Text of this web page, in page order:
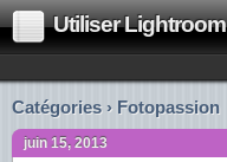
Utiliser Lightroom
Catégories › Fotopassion
juin 15, 2013